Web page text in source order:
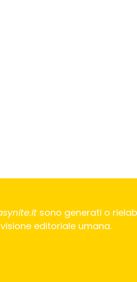
sono generati o
editoriale umana.